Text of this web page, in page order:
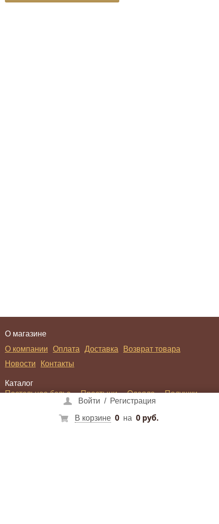
Войти / Регистрация
В корзине 0 на 0 руб.
О магазине
О компании
Оплата Доставка
Возврат товара
Новости
Контакты
Каталог
Постельное белье
Простыни Одеяла
Подушки
Пледы Халаты
Регистрация